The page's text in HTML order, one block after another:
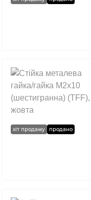
хіт продажу продано